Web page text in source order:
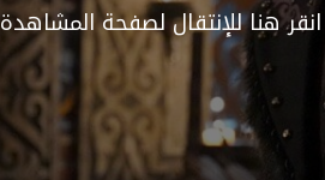
انقر هنا للإنتقال لصفحة المشاهدة